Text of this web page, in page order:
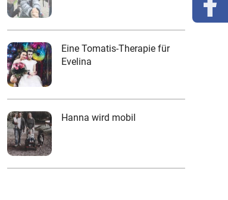
Eine Tomatis-Therapie für
Evelina
Hanna wird mobil